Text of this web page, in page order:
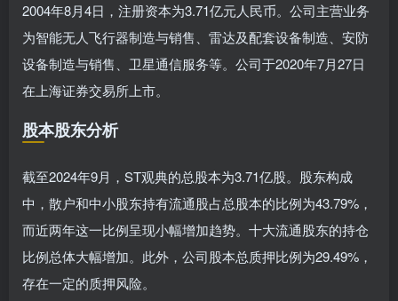
2004年8月4日，注册资本为3.71亿元人民币。公司主营业务
为智能无人飞行器制造与销售、雷达及配套设备制造、安防
设备制造与销售、卫星通信服务等。公司于2020年7月27日
在上海证券交易所上市。
股本股东分析
截至2024年9月，ST观典的总股本为3.71亿股。股东构成
中，散户和中小股东持有流通股占总股本的比例为43.79%，
而近两年这一比例呈现小幅增加趋势。十大流通股东的持仓
比例总体大幅增加。此外，公司股本总质押比例为29.49%，
存在一定的质押风险。